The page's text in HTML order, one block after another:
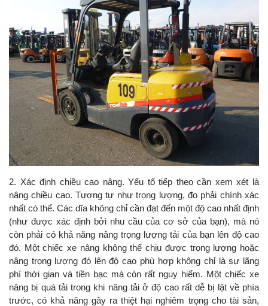
2. Xác định chiều cao nâng. Yếu tố tiếp theo cần xem xét là
nâng chiều cao. Tương tự như trọng lượng, đo phải chính xác
nhất có thể. Các dĩa không chỉ cần đạt đến một độ cao nhất định
(như được xác định bởi nhu cầu của cơ sở của bạn), mà nó
còn phải có khả năng nâng trọng lượng tải của bạn lên độ cao
đó. Một chiếc xe nâng không thể chịu được trọng lượng hoặc
nâng trọng lượng đó lên độ cao phù hợp không chỉ là sự lãng
phí thời gian và tiền bạc mà còn rất nguy hiểm. Một chiếc xe
nâng bị quá tải trong khi nâng tải ở độ cao rất dễ bị lật về phía
trước, có khả năng gây ra thiệt hại nghiêm trọng cho tài sản,